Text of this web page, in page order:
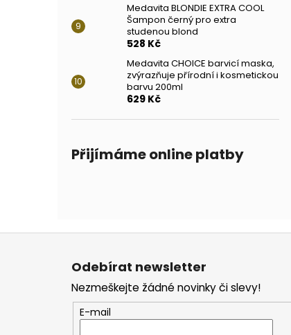
Medavita BLONDIE EXTRA COOL
Šampon černý pro extra
studenou blond
528 Kč
Medavita CHOICE barvicí maska,
zvýrazňuje přírodní i kosmetickou
barvu 200ml
629 Kč
Přijímáme online platby
Z
Odebírat newsletter
Nezmeškejte žádné novinky či slevy!
E-mail